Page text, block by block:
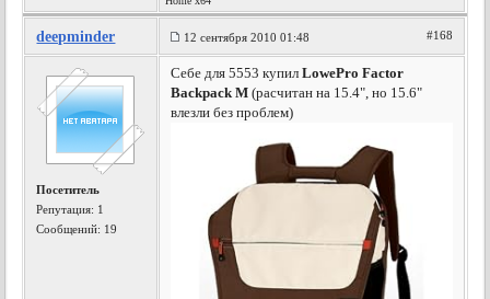
deepminder 12 сентября 2010 01:48 #168
Посетитель
Репутация: 1
Сообщений: 19
Себе для 5553 купилLowePro Factor
Backpack M (расчитан на 15.4", но 15.6"
влезли без проблем)